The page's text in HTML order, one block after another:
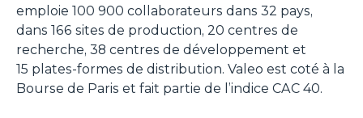
emploie 100 900 collaborateurs dans 32 pays,
dans 166 sites de production, 20 centres de
recherche, 38 centres de développement et
15 plates-formes de distribution. Valeo est coté à la
Bourse de Paris et fait partie de l’indice CAC 40.